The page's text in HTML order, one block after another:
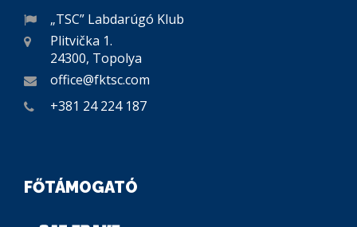
„TSC” Labdarúgó Klub
Plitvička 1.
24300, Topolya
office@fktsc.com
+381 24 224 187
FŐTÁMOGATÓ